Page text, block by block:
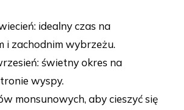
idealny czas na
i zachodnim wybrzeżu.
świetny okres na
wyspy.
monsunowych, aby cieszyć się